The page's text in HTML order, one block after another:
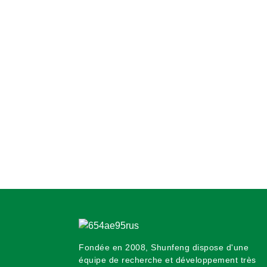
Fondée en 2008, Shunfeng dispose d'une
équipe de recherche et développement très